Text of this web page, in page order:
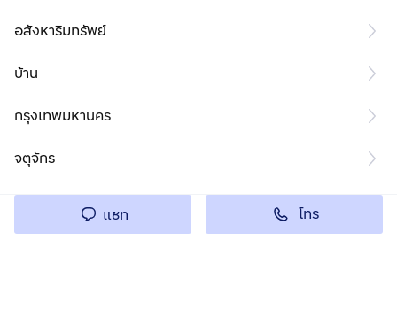
อสังหาริมทรัพย์
บ้าน
กรุงเทพมหานคร
จตุจักร
แชท โทร